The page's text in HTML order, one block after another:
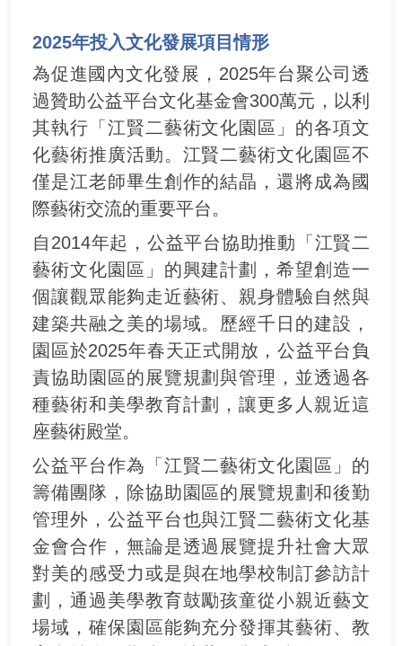
2025年投入文化發展項目情形
為促進國內文化發展，2025年台聚公司透
過贊助公益平台文化基金會300萬元，以利
其執行「江賢二藝術文化園區」的各項文
化藝術推廣活動。江賢二藝術文化園區不
僅是江老師畢生創作的結晶，還將成為國
際藝術交流的重要平台。
自2014年起，公益平台協助推動「江賢二
藝術文化園區」的興建計劃，希望創造一
個讓觀眾能夠走近藝術、親身體驗自然與
建築共融之美的場域。歷經千日的建設，
園區於2025年春天正式開放，公益平台負
責協助園區的展覽規劃與管理，並透過各
種藝術和美學教育計劃，讓更多人親近這
座藝術殿堂。
公益平台作為「江賢二藝術文化園區」的
籌備團隊，除協助園區的展覽規劃和後勤
管理外，公益平台也與江賢二藝術文化基
金會合作，無論是透過展覽提升社會大眾
對美的感受力或是與在地學校制訂參訪計
劃，通過美學教育鼓勵孩童從小親近藝文
場域，確保園區能夠充分發揮其藝術、教